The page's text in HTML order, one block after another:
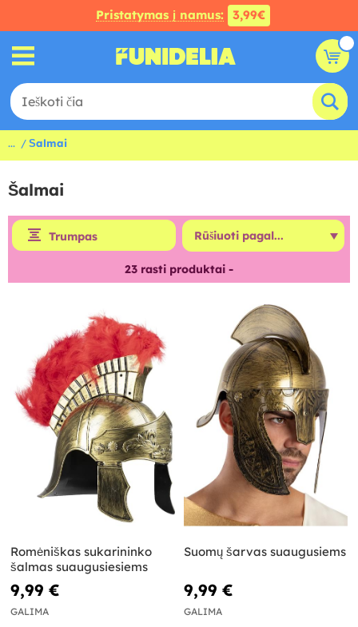
Pristatymas į namus: 3,99€
... Šalmai
Šalmai
Trumpas
23 rasti produktai -
Romėniškas sukarininko
šalmas suaugusiesiems
9,99 €
GALIMA
Suomų šarvas suaugusiems
9,99 €
GALIMA